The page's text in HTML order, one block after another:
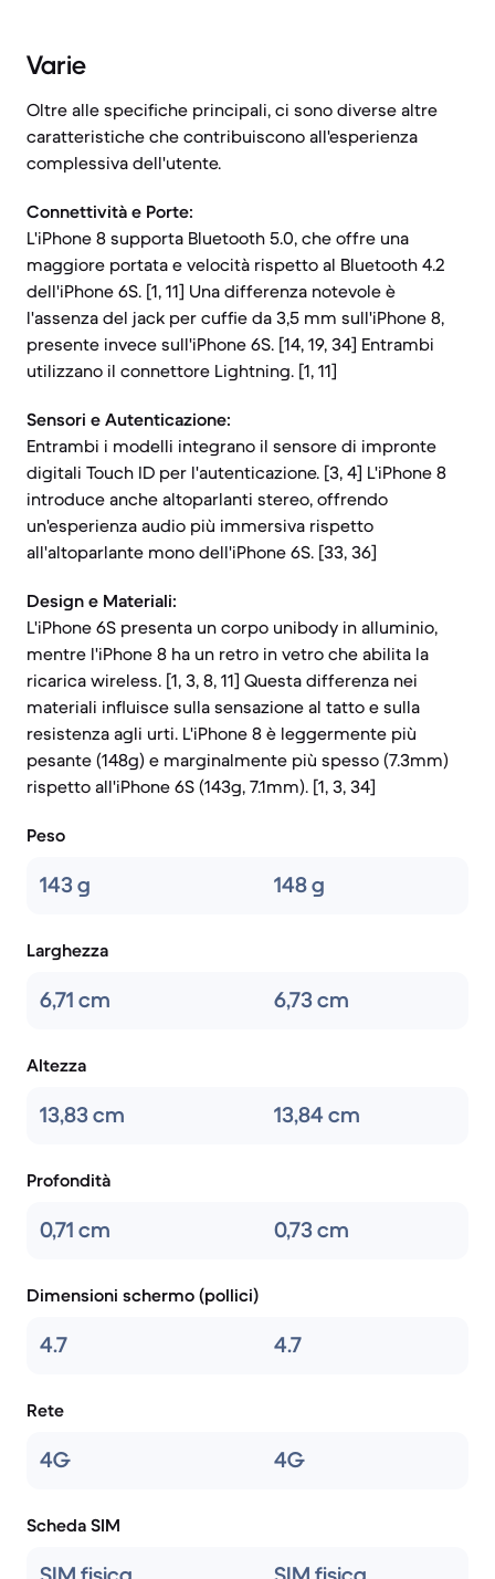
Varie
Oltre alle specifiche principali, ci sono diverse altre
caratteristiche che contribuiscono all'esperienza
complessiva dell'utente.
Connettività e Porte:
L'iPhone 8 supporta Bluetooth 5.0, che offre una
maggiore portata e velocità rispetto al Bluetooth 4.2
dell'iPhone 6S. [1, 11] Una differenza notevole è
l'assenza del jack per cuffie da 3,5 mm sull'iPhone 8,
presente invece sull'iPhone 6S. [14, 19, 34] Entrambi
utilizzano il connettore Lightning. [1, 11]
Sensori e Autenticazione:
Entrambi i modelli integrano il sensore di impronte
digitali Touch ID per l'autenticazione. [3, 4] L'iPhone 8
introduce anche altoparlanti stereo, offrendo
un'esperienza audio più immersiva rispetto
all'altoparlante mono dell'iPhone 6S. [33, 36]
Design e Materiali:
L'iPhone 6S presenta un corpo unibody in alluminio,
mentre l'iPhone 8 ha un retro in vetro che abilita la
ricarica wireless. [1, 3, 8, 11] Questa differenza nei
materiali influisce sulla sensazione al tatto e sulla
resistenza agli urti. L'iPhone 8 è leggermente più
pesante (148g) e marginalmente più spesso (7.3mm)
rispetto all'iPhone 6S (143g, 7.1mm). [1, 3, 34]
Peso
143 g 148 g
Larghezza
6,71 cm 6,73 cm
Altezza
13,83 cm 13,84 cm
Profondità
0,71 cm 0,73 cm
Dimensioni schermo (pollici)
4.7 4.7
Rete
4G 4G
Scheda SIM